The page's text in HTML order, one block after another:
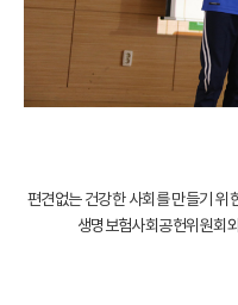
편견없는 건강한 사회를 만들기
생명보험사회공헌위원회